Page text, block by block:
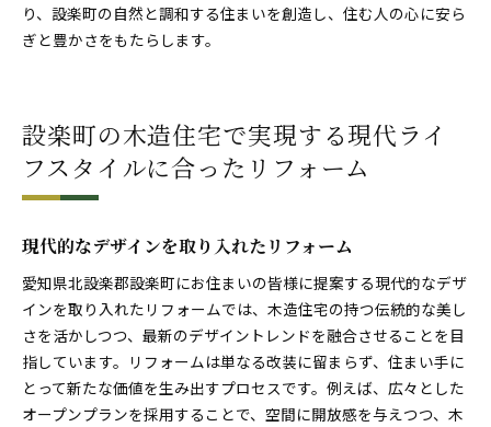
り、設楽町の自然と調和する住まいを創造し、住む人の心に安ら
ぎと豊かさをもたらします。
設楽町の木造住宅で実現する現代ライ
フスタイルに合ったリフォーム
現代的なデザインを取り入れたリフォーム
愛知県北設楽郡設楽町にお住まいの皆様に提案する現代的なデザ
インを取り入れたリフォームでは、木造住宅の持つ伝統的な美し
さを活かしつつ、最新のデザイントレンドを融合させることを目
指しています。リフォームは単なる改装に留まらず、住まい手に
とって新たな価値を生み出すプロセスです。例えば、広々とした
オープンプランを採用することで、空間に開放感を与えつつ、木